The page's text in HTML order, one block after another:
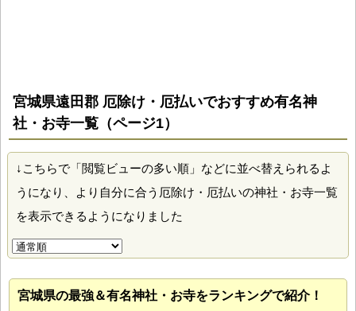
宮城県遠田郡 厄除け・厄払いでおすすめ有名神
社・お寺一覧（ページ1）
↓こちらで「閲覧ビューの多い順」などに並べ替えられるよ
うになり、より自分に合う厄除け・厄払いの神社・お寺一覧
を表示できるようになりました
宮城県の最強＆有名神社・お寺をランキングで紹介！